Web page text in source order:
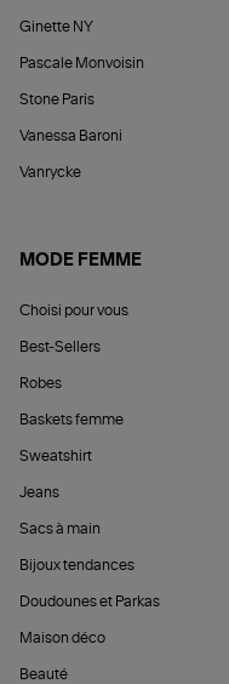
Ginette NY
Pascale Monvoisin
Stone Paris
Vanessa Baroni
Vanrycke
MODE FEMME
Choisi pour vous
Best-Sellers
Robes
Baskets femme
Sweatshirt
Jeans
Sacs à main
Bijoux tendances
Doudounes et Parkas
Maison déco
Beauté